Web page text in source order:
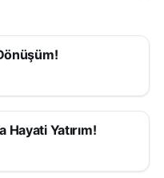
Yatırım!